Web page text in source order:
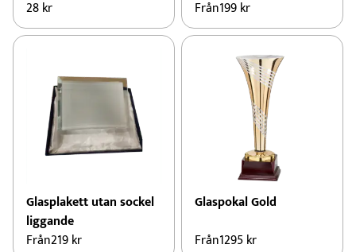
28kr Från199kr
Glasplakett utan sockel
liggande
Från219kr
Glaspokal Gold
Från1295kr